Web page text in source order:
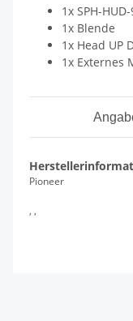
1x SPH-
1x Blende
1x Head UP
1x Externes
Pioneer
, ,